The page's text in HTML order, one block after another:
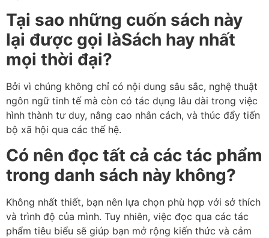
Tại sao những cuốn sách này
lại được gọi làSách hay nhất
mọi thời đại?
Bởi vì chúng không chỉ có nội dung sâu sắc, nghệ thuật
ngôn ngữ tinh tế mà còn có tác dụng lâu dài trong việc
hình thành tư duy, nâng cao nhân cách, và thúc đẩy tiến
bộ xã hội qua các thế hệ.
Có nên đọc tất cả các tác phẩm
trong danh sách này không?
Không nhất thiết, bạn nên lựa chọn phù hợp với sở thích
và trình độ của mình. Tuy nhiên, việc đọc qua các tác
phẩm tiêu biểu sẽ giúp bạn mở rộng kiến thức và cảm